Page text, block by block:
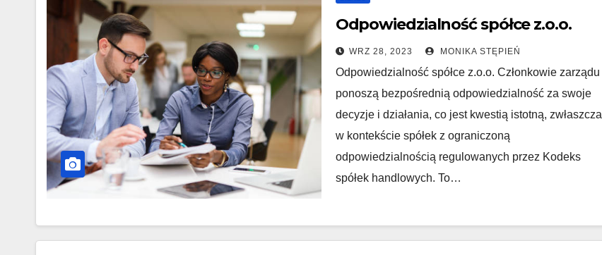
Odpowiedzialność spółce z.o.o.
WRZ 28, 2023 MONIKA STĘPIEŃ
Odpowiedzialność spółce z.o.o. Członkowie zarządu
ponoszą bezpośrednią odpowiedzialność za swoje
decyzje i działania, co jest kwestią istotną, zwłaszcza
w kontekście spółek z ograniczoną
odpowiedzialnością regulowanych przez Kodeks
spółek handlowych. To…